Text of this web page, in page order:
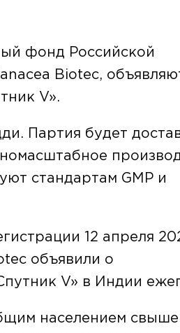
фонд Российской
Biotec,
V».
Партия будет
стандартам GMP и
12 апреля
объявили о
V» в Индии
населением свыше